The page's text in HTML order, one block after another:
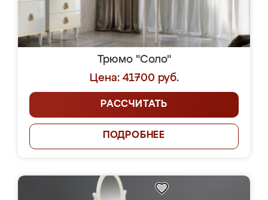
Трюмо "Соло"
Цена: 41700 руб.
РАССЧИТАТЬ
ПОДРОБНЕЕ